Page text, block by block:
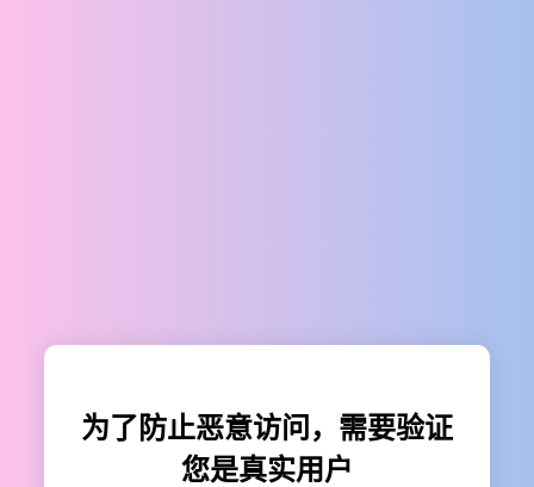
为了防止恶意访问，需要验证
您是真实用户